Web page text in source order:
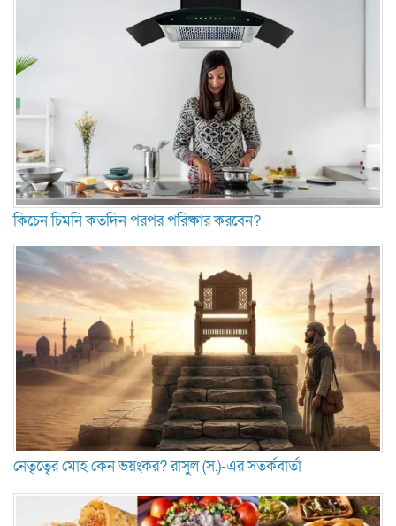
কিচেন চিমনি কতদিন পরপর পরিষ্কার করবেন?
নেতৃত্বের মোহ কেন ভয়ংকর? রাসুল (স.)-এর সতর্কবার্তা